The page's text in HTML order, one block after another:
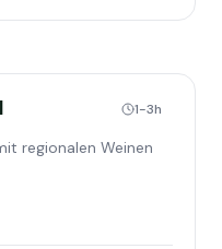
1-3h
regionalen Weinen